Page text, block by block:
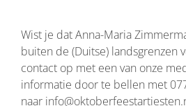
Wist je dat Anna-Maria
buiten de (Duitse) landsgrenzen
contact op met een van onze
informatie door te bellen met
naar